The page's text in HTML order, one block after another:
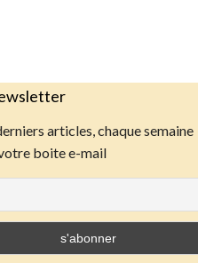
articles, chaque semaine
boite e-mail